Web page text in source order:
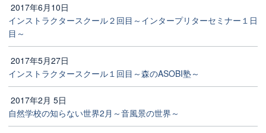
2017年6月10日
インストラクタースクール２回目～インタープリターセミナー１日
目～
2017年5月27日
インストラクタースクール１回目～森のASOBI塾～
2017年2月 5日
自然学校の知らない世界2月～音風景の世界～